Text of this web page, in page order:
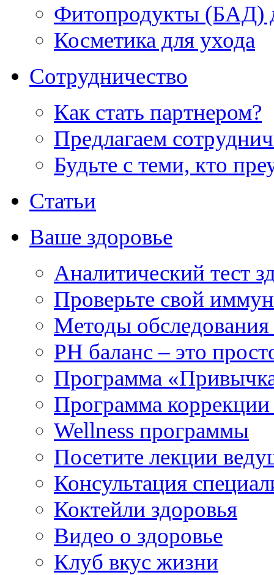
Фитопродукты (БАД)
Косметика для ухода
Сотрудничество
Как стать партнером?
Предлагаем
Будьте с теми, кто
Статьи
Ваше здоровье
Аналитический тест
Проверьте свой
Методы обследования
РH баланс – это
Программа
Программа коррекции
Wellness программы
Посетите лекции
Консультация
Коктейли здоровья
Видео о здоровье
Клуб вкус жизни